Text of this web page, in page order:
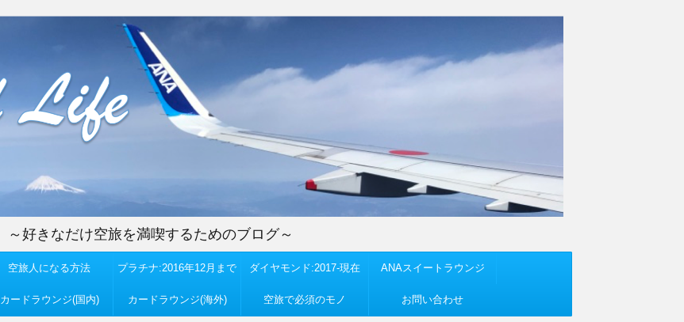
～好きなだけ空旅を満喫するためのブログ～
空旅人になる方法 プラチナ:2016年12月まで ダイヤモンド:2017-現在 ANAスイートラウンジ
カードラウンジ(国内) カードラウンジ(海外) 空旅で必須のモノ お問い合わせ